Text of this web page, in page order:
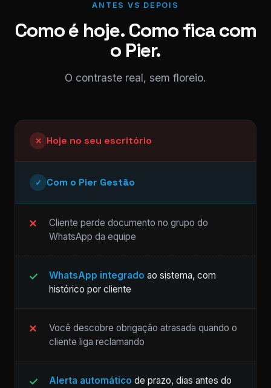
ANTES VS DEPOIS
Como é hoje. Como fica com
o Pier.
O contraste real, sem floreio.
✕ Hoje no seu escritório
✓ Com o Pier Gestão
Cliente perde documento no grupo do
WhatsApp da equipe
WhatsApp integrado ao sistema, com
histórico por cliente
Você descobre obrigação atrasada quando o
cliente liga reclamando
Alerta automático de prazo, dias antes do